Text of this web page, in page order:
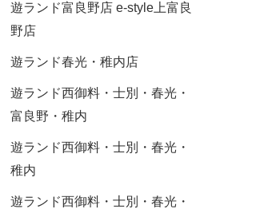
遊ランド富良野店 e-style上富良
野店
遊ランド春光・稚内店
遊ランド西御料・士別・春光・
富良野・稚内
遊ランド西御料・士別・春光・
稚内
遊ランド西御料・士別・春光・